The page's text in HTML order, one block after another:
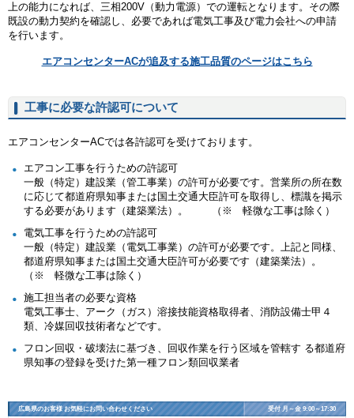
上の能力になれば、三相200V（動力電源）での運転となります。その際
既設の動力契約を確認し、必要であれば電気工事及び電力会社への申請
を行います。
エアコンセンターACが追及する施工品質のページはこちら
工事に必要な許認可について
エアコンセンターACでは各許認可を受けております。
エアコン工事を行うための許認可
一般（特定）建設業（管工事業）の許可が必要です。営業所の所在数
に応じて都道府県知事または国土交通大臣許可を取得し、標識を掲示
する必要があります（建築業法）。 （※ 軽微な工事は除く）
電気工事を行うための許認可
一般（特定）建設業（電気工事業）の許可が必要です。上記と同様、
都道府県知事または国土交通大臣許可が必要です（建築業法）。
（※ 軽微な工事は除く）
施工担当者の必要な資格
電気工事士、アーク（ガス）溶接技能資格取得者、消防設備士甲４
類、冷媒回収技術者などです。
フロン回収・破壊法に基づき、回収作業を行う区域を管轄す る都道府
県知事の登録を受けた第一種フロン類回収業者
広島県のお客様 お気軽にお問い合わせください 受付 月～金 9:00～17:30